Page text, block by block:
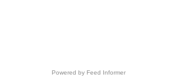
Powered by Feed Informer